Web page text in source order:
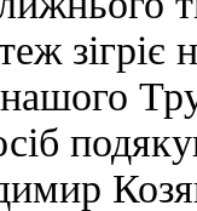
зігріє